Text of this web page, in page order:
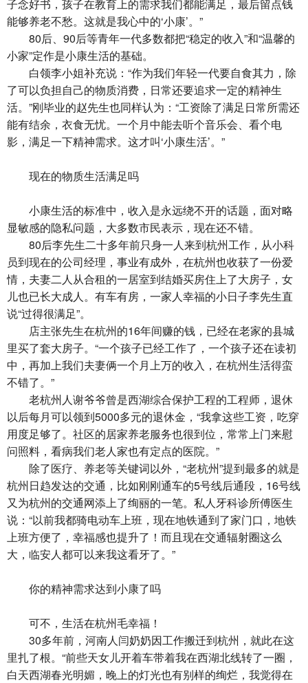
子念好书，孩子在教育上的需求我们都能满足，最后留点钱
能够养老不愁。这就是我心中的‘小康’。”
80后、90后等青年一代多数都把“稳定的收入”和“温馨的
小家”定作是小康生活的基础。
白领李小姐补充说：“作为我们年轻一代要自食其力，除
了可以负担自己的物质消费，日常还要追求一定的精神生
活。”刚毕业的赵先生也同样认为：“工资除了满足日常所需还
能有结余，衣食无忧。一个月中能去听个音乐会、看个电
影，满足一下精神需求。这才叫‘小康生活’。”
现在的物质生活满足吗
小康生活的标准中，收入是永远绕不开的话题，面对略
显敏感的隐私问题，大多数市民表示，现在还不错。
80后李先生二十多年前只身一人来到杭州工作，从小科
员到现在的公司经理，事业有成外，在杭州也收获了一份爱
情，夫妻二人从合租的一居室到结婚买房住上了大房子，女
儿也已长大成人。有车有房，一家人幸福的小日子李先生直
说“过得很满足”。
店主张先生在杭州的16年间赚的钱，已经在老家的县城
里买了套大房子。“一个孩子已经工作了，一个孩子还在读初
中，再加上我们夫妻俩一个月上万的收入，在杭州生活得蛮
不错了。”
老杭州人谢爷爷曾是西湖综合保护工程的工程师，退休
以后每月可以领到5000多元的退休金，“我拿这些工资，吃穿
用度足够了。社区的居家养老服务也很到位，常常上门来慰
问照料，看病我们老人家也有定点的医院。”
除了医疗、养老等关键词以外，“老杭州”提到最多的就是
杭州日趋发达的交通，比如刚刚通车的5号线后通段，16号线
又为杭州的交通网添上了绚丽的一笔。私人牙科诊所傅医生
说：“以前我都骑电动车上班，现在地铁通到了家门口，地铁
上班方便了，幸福感也提升了！而且现在交通辐射圈这么
大，临安人都可以来我这看牙了。”
你的精神需求达到小康了吗
可不，生活在杭州毛幸福！
30多年前，河南人闫奶奶因工作搬迁到杭州，就此在这
里扎了根。“前些天女儿开着车带着我在西湖北线转了一圈，
白天西湖春光明媚，晚上的灯光也有别样的绚烂，我觉得在